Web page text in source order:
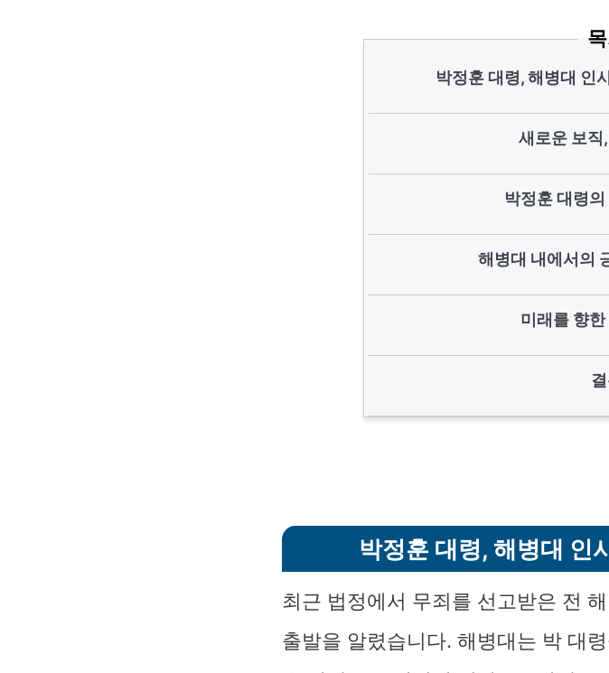
박정훈 대령, 해병대 인
새로운 보직
박정훈 대령
해병대 내에서의
미래를 향한
박정훈 대령, 해병대 인
최근 법정에서 무죄를 선고받은 전
출발을 알렸습니다. 해병대는 박 대